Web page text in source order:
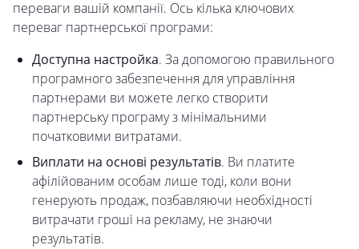
переваги вашій компанії. Ось кілька ключових
переваг партнерської програми:
Доступна настройка. За допомогою правильного
програмного забезпечення для управління
партнерами ви можете легко створити
партнерську програму з мінімальними
початковими витратами.
Виплати на основі результатів. Ви платите
афілійованим особам лише тоді, коли вони
генерують продаж, позбавляючи необхідності
витрачати гроші на рекламу, не знаючи
результатів.